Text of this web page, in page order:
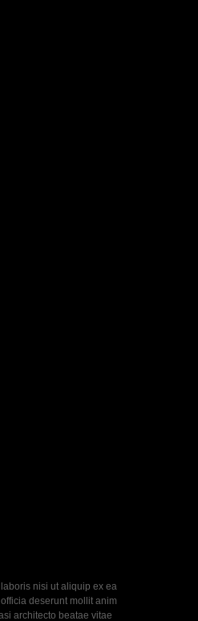
nisi ut aliquip ex ea
deserunt mollit anim
architecto beatae vitae